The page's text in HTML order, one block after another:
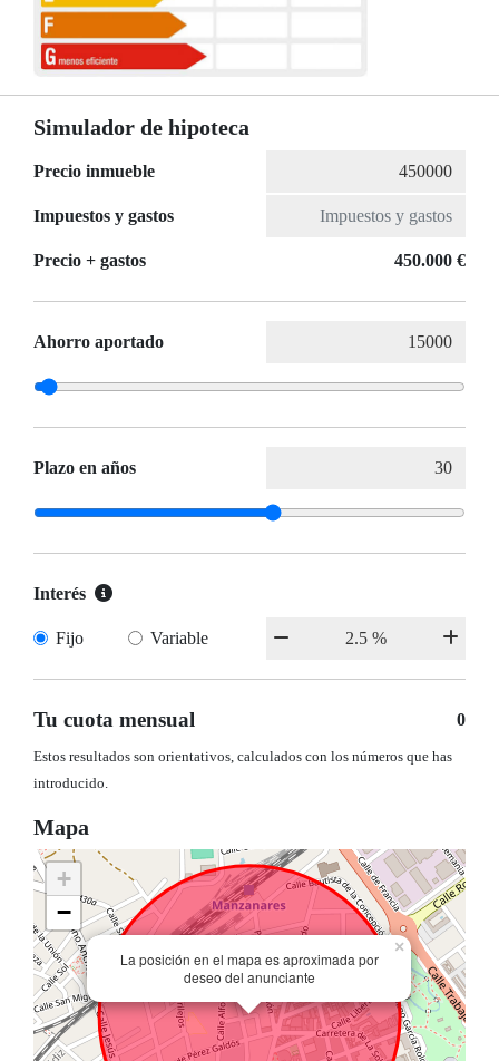
Simulador de hipoteca
Precio inmueble
Impuestos y gastos
Precio + gastos 450.000 €
Ahorro aportado
Plazo en años
Interés
Fijo Variable
Tu cuota mensual 0
Estos resultados son orientativos, calculados con los números que has
introducido.
Mapa
La posición en el mapa es aproximada por
deseo del anunciante
×
+
−